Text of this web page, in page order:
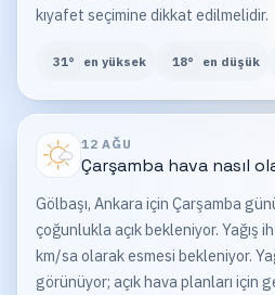
kıyafet seçimine dikkat edilmelidir.
31° en yüksek 18° en düşük
12 AĞU
Çarşambahava nasıl
Gölbaşı, Ankara için Çarşamba
çoğunlukla açık bekleniyor. Yağış
km/sa olarak esmesi bekleniyor.
görünüyor; açık hava planları için